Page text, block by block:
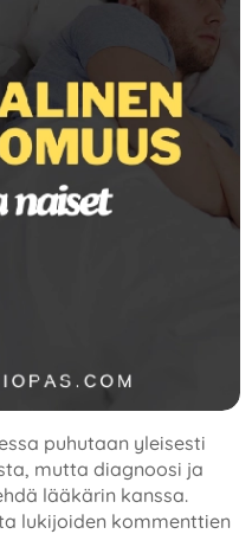
puhutaan yleisesti
mutta diagnoosi ja
lääkärin kanssa.
lukijoiden kommenttien